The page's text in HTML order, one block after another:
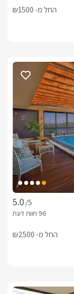
החל מ- ₪1500
/5
החל מ- ₪2500